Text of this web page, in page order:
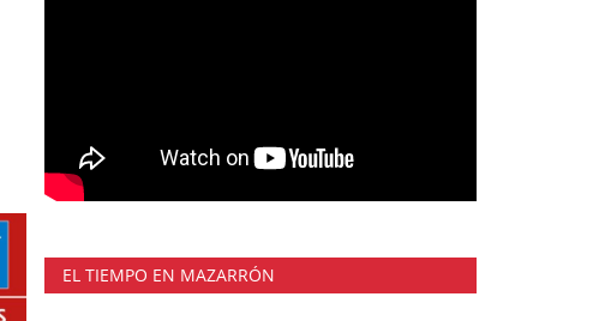
EL TIEMPO EN MAZARRÓN